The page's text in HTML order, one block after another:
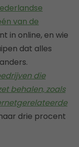
van de
in online, en wie
dat alles
die
behalen, zoals
drie procent